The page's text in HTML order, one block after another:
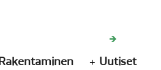
Rakentaminen Uutiset